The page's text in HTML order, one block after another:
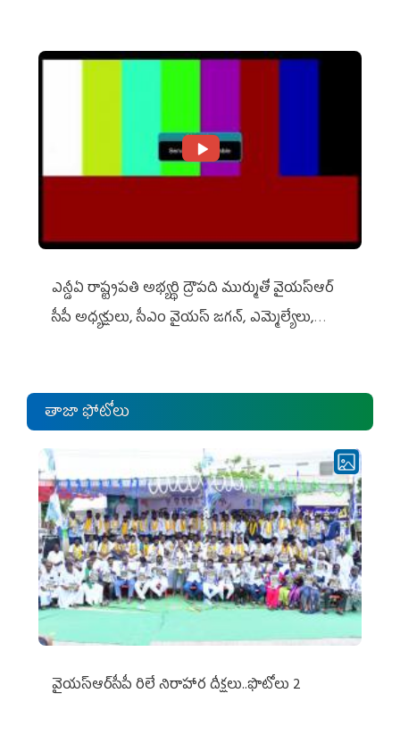
ఎన్డీఏ రాష్ట్ర‌ప‌తి అభ్య‌ర్థి ద్రౌప‌ది ముర్ముతో వైయ‌స్ఆర్
సీపీ అధ్య‌క్షులు, సీఎం వైయ‌స్ జ‌గ‌న్, ఎమ్మెల్యేలు,
తాజా ఫోటోలు
వైయ‌స్ఆర్‌సీపీ రిలే నిరాహార దీక్షలు..ఫొటోలు 2